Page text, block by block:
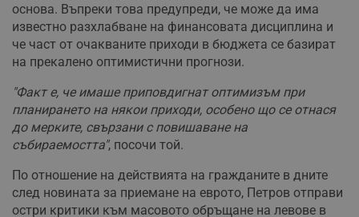
основа. Въпреки това предупреди, че може да има
известно разхлабване на финансовата дисциплина и
че част от очакваните приходи в бюджета се базират
на прекалено оптимистични прогнози.
"Факт е, че имаше приповдигнат оптимизъм при
планирането на някои приходи, особено що се отнася
до мерките, свързани с повишаване на
събираемостта", посочи той.
По отношение на действията на гражданите в дните
след новината за приемане на еврото, Петров отправи
остри критики към масовото обръщане на левове в